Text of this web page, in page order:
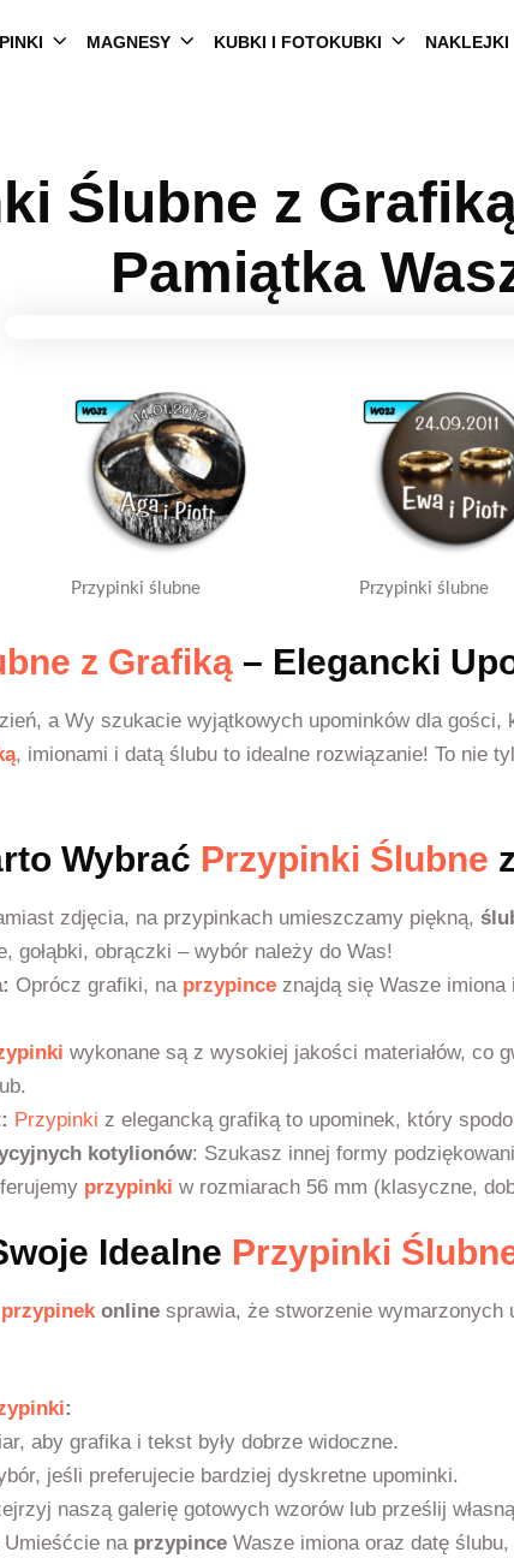
MAGNESY KUBKI I FOTOKUBKI NAKLEJKI
Ślubne z
Pamiątka
Przypinki ślubne Przypinki ślubne
z Grafiką – Elegancki
a Wy szukacie wyjątkowych upominków dla
, imionami i datą ślubu to idealne rozwiązanie! To nie
Wybrać Przypinki Ślubne
zdjęcia, na przypinkach umieszczamy piękną,
gołąbki, obrączki – wybór należy do Was!
Oprócz grafiki, na przypince znajdą się Wasze
wykonane są z wysokiej jakości materiałów, co
Przypinki z elegancką grafiką to upominek, który
kotylionów: Szukasz innej formy
przypinki w rozmiarach 56 mm (klasyczne,
Idealne Przypinki
online sprawia, że stworzenie wymarzonych
:
aby grafika i tekst były dobrze widoczne.
jeśli preferujecie bardziej dyskretne upominki.
naszą galerię gotowych wzorów lub prześlij
Umieśćcie na przypince Wasze imiona oraz datę